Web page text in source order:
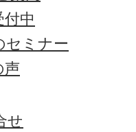
中
セミナー
声
せ